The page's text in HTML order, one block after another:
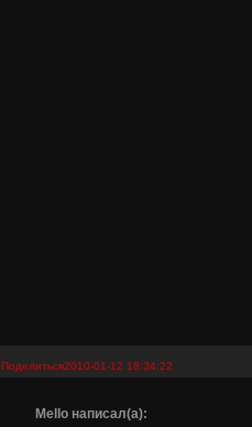
Поделиться2010-01-12 18:34:22
Mello написал(а):